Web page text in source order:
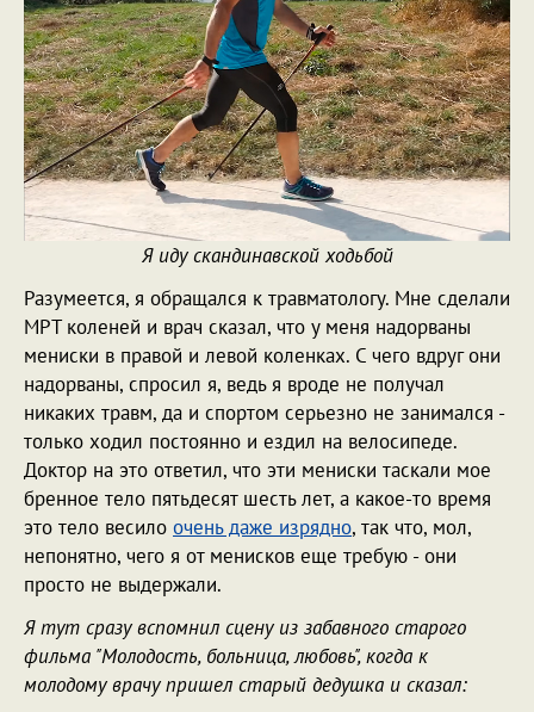
Я иду скандинавской ходьбой
Разумеется, я обращался к травматологу. Мне сделали
МРТ коленей и врач сказал, что у меня надорваны
мениски в правой и левой коленках. С чего вдруг они
надорваны, спросил я, ведь я вроде не получал
никаких травм, да и спортом серьезно не занимался -
только ходил постоянно и ездил на велосипеде.
Доктор на это ответил, что эти мениски таскали мое
бренное тело пятьдесят шесть лет, а какое-то время
это тело весило очень даже изрядно, так что, мол,
непонятно, чего я от менисков еще требую - они
просто не выдержали.
Я тут сразу вспомнил сцену из забавного старого
фильма "Молодость, больница, любовь", когда к
молодому врачу пришел старый дедушка и сказал: